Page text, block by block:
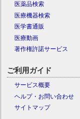
医薬品検索
医療機器検索
医学書通販
医療動画
著作権許諾サービス
ご利用ガイド
サービス概要
ヘルプ・お問い合わせ
サイトマップ